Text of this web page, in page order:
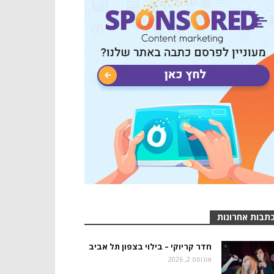
אחרונות
חדר קריוקי – בילוי בצפון תל אביב
אוגוסט 2, 2026